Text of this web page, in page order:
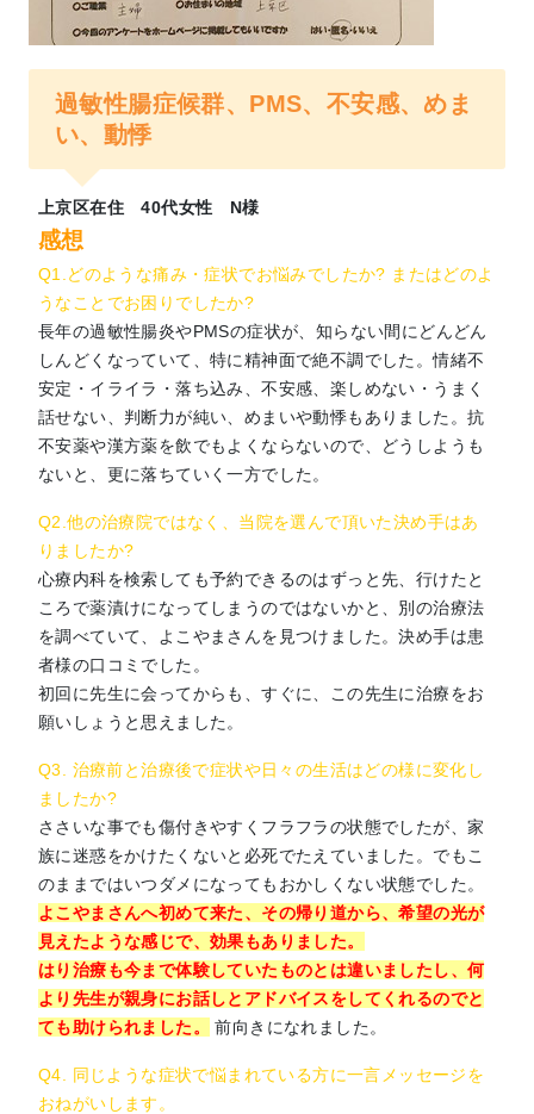
過敏性腸症候群、PMS、不安感、めま
い、動悸
上京区在住 40代女性 N様
感想
Q1.どのような痛み・症状でお悩みでしたか? またはどのよ
うなことでお困りでしたか?
長年の過敏性腸炎やPMSの症状が、知らない間にどんどん
しんどくなっていて、特に精神面で絶不調でした。情緒不
安定・イライラ・落ち込み、不安感、楽しめない・うまく
話せない、判断力が純い、めまいや動悸もありました。抗
不安薬や漢方薬を飲でもよくならないので、どうしようも
ないと、更に落ちていく一方でした。
Q2.他の治療院ではなく、当院を選んで頂いた決め手はあ
りましたか?
心療内科を検索しても予約できるのはずっと先、行けたと
ころで薬漬けになってしまうのではないかと、別の治療法
を調べていて、よこやまさんを見つけました。決め手は患
者様の口コミでした。
初回に先生に会ってからも、すぐに、この先生に治療をお
願いしょうと思えました。
Q3. 治療前と治療後で症状や日々の生活はどの様に変化し
ましたか?
ささいな事でも傷付きやすくフラフラの状態でしたが、家
族に迷惑をかけたくないと必死でたえていました。でもこ
のままではいつダメになってもおかしくない状態でした。
よこやまさんへ初めて来た、その帰り道から、希望の光が
見えたような感じで、効果もありました。
はり治療も今まで体験していたものとは違いましたし、何
より先生が親身にお話しとアドバイスをしてくれるのでと
ても助けられました。
前向きになれました。
Q4. 同じような症状で悩まれている方に一言メッセージを
おねがいします。